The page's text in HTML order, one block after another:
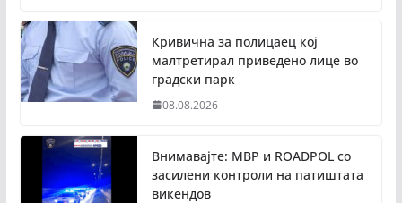
Кривична за полицаец кој
малтретирал приведено лице во
градски парк
08.08.2026
Внимавајте: МВР и ROADPOL со
засилени контроли на патиштата
викендов